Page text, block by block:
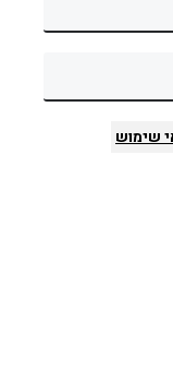
שימוש